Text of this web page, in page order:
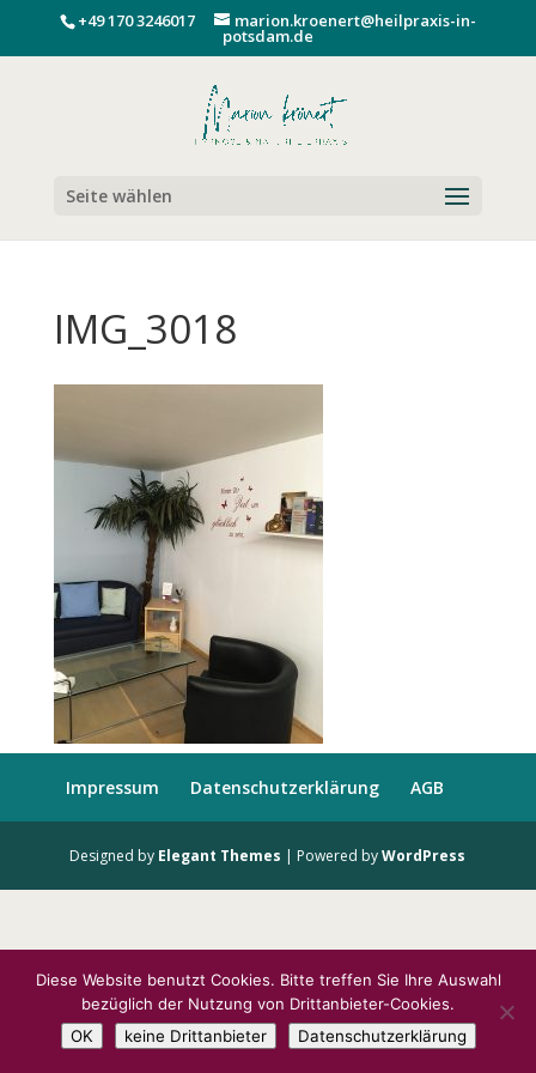
+49 170 3246017 marion.kroenert@heilpraxis-in-
potsdam.de
Seite wählen
IMG_3018
Impressum Datenschutzerklärung AGB
Designed by Elegant Themes | Powered byWordPress
Diese Website benutzt Cookies. Bitte treffen Sie Ihre Auswahl
bezüglich der Nutzung von Drittanbieter-Cookies.
OK
keine Drittanbieter Datenschutzerklärung